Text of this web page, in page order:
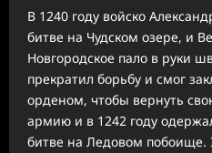
В 1240 году войско
битве на Чудском озере, и
Новгородское пало в руки
прекратил борьбу и смог
орденом, чтобы вернуть
армию и в 1242 году
битве на Ледовом побоище.